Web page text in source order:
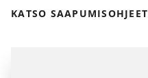
KATSO SAAPUMISOHJEET